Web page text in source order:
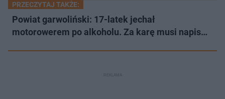
PRZECZYTAJ TAKŻE:
Powiat garwoliński: 17-latek jechał
motorowerem po alkoholu. Za karę musi napis…